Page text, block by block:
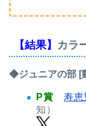
【結果】 カラ
◆ジュニアの部 [
P賞 寿
知）